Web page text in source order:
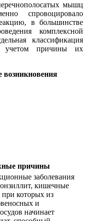
мышц
спровоцировало
в большинстве
комплексной
классификация
учетом причины их
возникновения
причины
заболевания
кишечные
которых из
и
начинает